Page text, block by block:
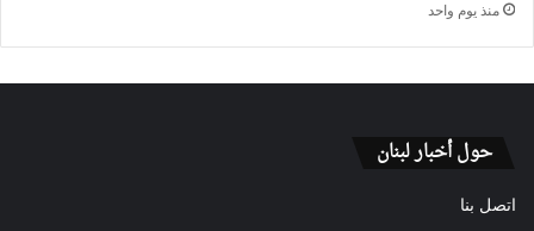
منذ يوم واحد
حول أخبار لبنان
اتصل بنا